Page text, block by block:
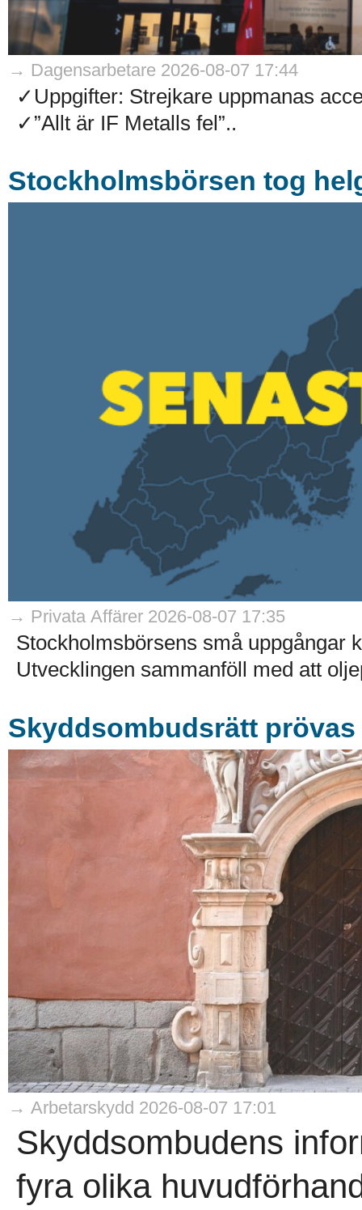
→ Dagensarbetare 2026-08-07 17:44
✓Uppgifter: Strejkare uppmanas
✓”Allt är IF Metalls fel”..
Stockholmsbörsen tog
→ Privata Affärer 2026-08-07 17:35
Stockholmsbörsens små uppgångar
Utvecklingen sammanföll med att
Skyddsombudsrätt
→ Arbetarskydd 2026-08-07 17:01
Skyddsombudens
fyra olika